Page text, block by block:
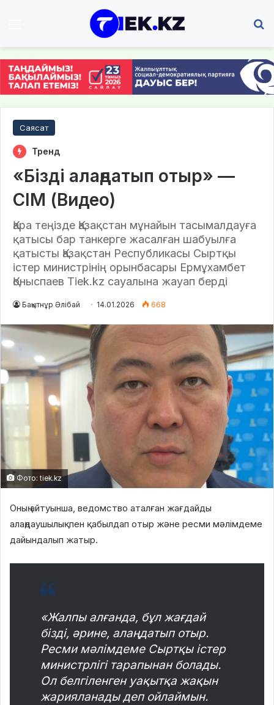
Саясат
Тренд
«Бізді алаңдатып отыр» —
СІМ (Видео)
Қара теңізде Қазақстан мұнайын тасымалдауға
қатысы бар танкерге жасалған шабуылға
қатысты Қазақстан Республикасы Сыртқы
істер министрінің орынбасары Ермұхамбет
Қоныспаев Tiek.kz сауалына жауап берді
Бақытнұр Әлібай 14.01.2026 668
Фото: tiek.kz
Оның айтуынша, ведомство аталған жағдайды
алаңдаушылықпен қабылдап отыр және ресми мәлімдеме
дайындалып жатыр.
«Жалпы алғанда, бұл жағдай
бізді, әрине, алаңдатып отыр.
Ресми мәлімдеме Сыртқы істер
министрлігі тарапынан болады.
Ол белгіленген уақытқа жақын
жарияланады деп ойлаймын.